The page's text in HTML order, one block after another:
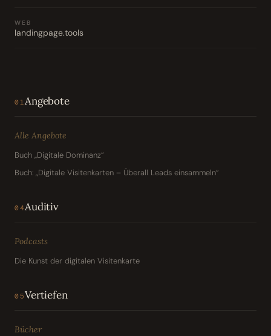
WEB
landingpage.tools
01 Angebote
Alle Angebote
Buch „Digitale Dominanz“
Buch: „Digitale Visitenkarten – Überall Leads einsammeln“
04Auditiv
Podcasts
Die Kunst der digitalen Visitenkarte
05Vertiefen
Bücher